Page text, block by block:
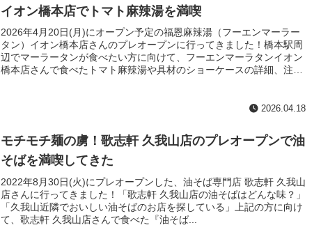
イオン橋本店でトマト麻辣湯を満喫
2026年4月20日(月)にオープン予定の福恩麻辣湯（フーエンマーラー
タン）イオン橋本店さんのプレオープンに行ってきました！橋本駅周
辺でマーラータンが食べたい方に向けて、フーエンマーラタンイオン
橋本店さんで食べたトマト麻辣湯や具材のショーケースの詳細、注文
2026.04.18
モチモチ麺の虜！歌志軒 久我山店のプレオープンで油
そばを満喫してきた
2022年8月30日(火)にプレオープンした、油そば専門店 歌志軒 久我山
店さんに行ってきました！「歌志軒 久我山店の油そばはどんな味？」
「久我山近隣でおいしい油そばのお店を探している」上記の方に向け
て、歌志軒 久我山店さんで食べた『油そば...